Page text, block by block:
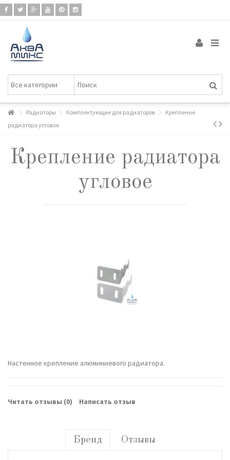
Радиаторы Комплектующие для радиаторов
Крепление
радиатора угловое
Крепление радиатора
угловое
Настенное крепление алюминиевого радиатора.
Читать отзывы (0) Написать отзыв
Бренд Отзывы